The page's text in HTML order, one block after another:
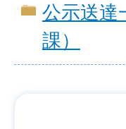
公示送達
課）